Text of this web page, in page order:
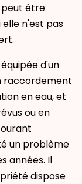
peut être
n'est pas
d'un
raccordement
en eau, et
ou en
un problème
années. Il
dispose